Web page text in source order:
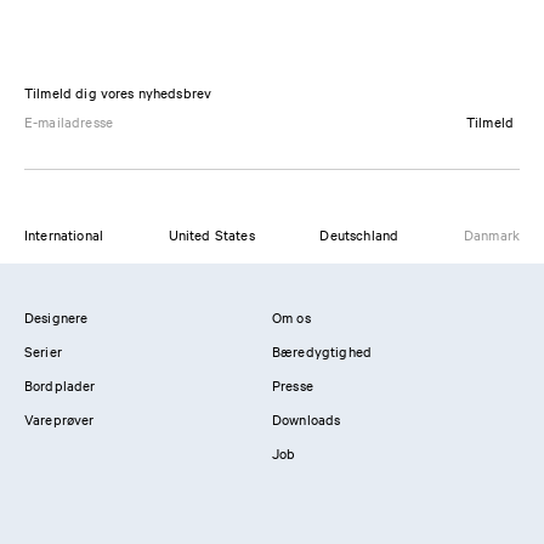
Tilmeld dig vores nyhedsbrev
Tilmeld
International United States Deutschland Danmark
Designere
Serier
Bordplader
Vareprøver
Om os
Bæredygtighed
Presse
Downloads
Job